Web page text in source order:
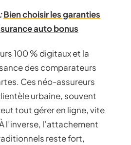
Bien choisir les garanties
auto bonus
100 % digitaux et la
des comparateurs
Ces néo-assureurs
urbaine, souvent
tout gérer en ligne, vite
l’inverse, l’attachement
reste fort,